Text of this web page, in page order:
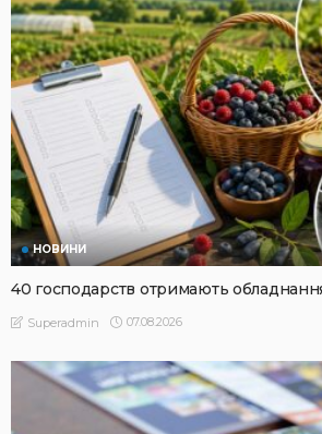
НОВИНИ
40 господарств отримають
Superadmin 07.08.2026